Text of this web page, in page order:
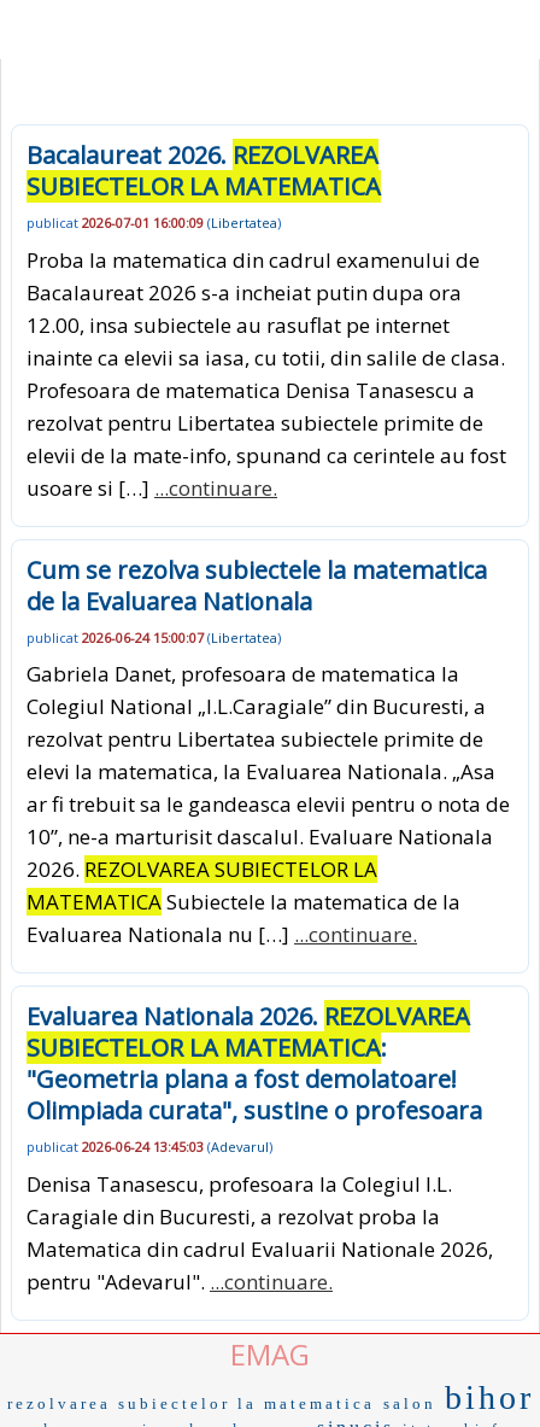
Bacalaureat 2026. REZOLVAREA
SUBIECTELOR LA MATEMATICA
publicat 2026-07-01 16:00:09 (Libertatea)
Proba la matematica din cadrul examenului de
Bacalaureat 2026 s-a incheiat putin dupa ora
12.00, insa subiectele au rasuflat pe internet
inainte ca elevii sa iasa, cu totii, din salile de clasa.
Profesoara de matematica Denisa Tanasescu a
rezolvat pentru Libertatea subiectele primite de
elevii de la mate-info, spunand ca cerintele au fost
usoare si […] ...continuare.
Cum se rezolva subiectele la matematica
de la Evaluarea Nationala
publicat 2026-06-24 15:00:07(Libertatea)
Gabriela Danet, profesoara de matematica la
Colegiul National „I.L.Caragiale” din Bucuresti, a
rezolvat pentru Libertatea subiectele primite de
elevi la matematica, la Evaluarea Nationala. „Asa
ar fi trebuit sa le gandeasca elevii pentru o nota de
10”, ne-a marturisit dascalul. Evaluare Nationala
2026. REZOLVAREA SUBIECTELOR LA
MATEMATICASubiectele la matematica de la
Evaluarea Nationala nu […] ...continuare.
Evaluarea Nationala 2026. REZOLVAREA
SUBIECTELOR LA MATEMATICA:
"Geometria plana a fost demolatoare!
Olimpiada curata", sustine o profesoara
publicat 2026-06-24 13:45:03 (Adevarul)
Denisa Tanasescu, profesoara la Colegiul I.L.
Caragiale din Bucuresti, a rezolvat proba la
Matematica din cadrul Evaluarii Nationale 2026,
pentru "Adevarul". ...continuare.
EMAG
rezolvarea subiectelor la matematica salon bihor